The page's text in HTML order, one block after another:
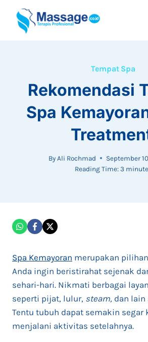
content
Tempat Spa
Rekomendasi
Spa
By Ali Rochmad
September
Reading Time:3
Spa Kemayoran merupakan
Anda ingin beristirahat sejenak
sehari-hari. Nikmati berbagai
seperti pijat, lulur, steam, dan lain
Tentu tubuh dapat semakin segar
menjalani aktivitas setelahnya.